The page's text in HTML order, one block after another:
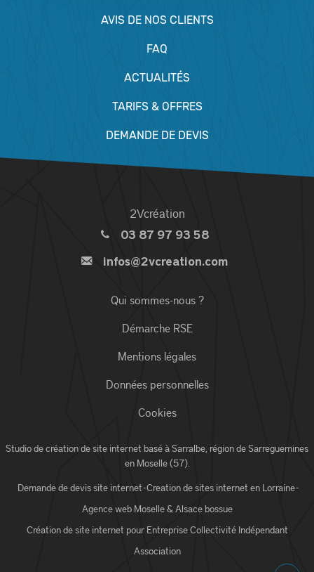
AVIS DE NOS CLIENTS
FAQ
ACTUALITÉS
TARIFS & OFFRES
DEMANDE DE DEVIS
2Vcréation
03 87 97 93 58
infos@2vcreation.com
Qui sommes-nous ?
Démarche RSE
Mentions légales
Données personnelles
Cookies
Studio de création de site internet basé à Sarralbe, région de Sarreguemines
en Moselle (57).
Demande de devis site internet-Creation de sites internet en Lorraine-
Agence web Moselle& Alsace bossue
Création de site internet pour EntrepriseCollectivité Indépendant
Association